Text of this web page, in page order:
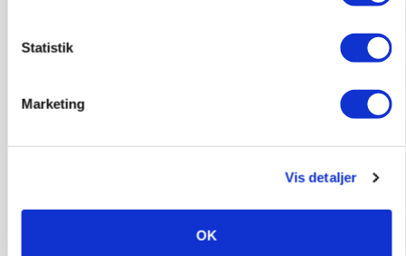
Statistik
Marketing
Vis detaljer
OK
KVÆG
Snart kan man søge tilskud til naturprojekter